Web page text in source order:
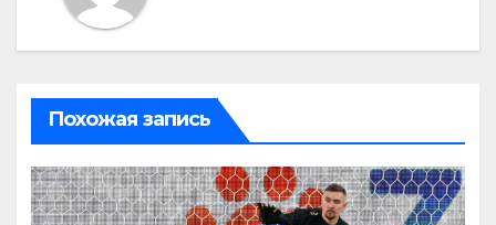
Похожая запись